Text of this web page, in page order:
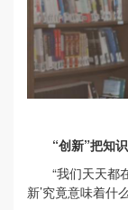
“创新”把知
“我们天天都
新’究竟意味着什